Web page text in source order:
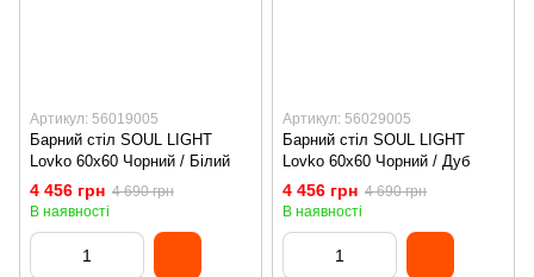
Артикул: 56019005
Барний стіл SOUL LIGHT
Lovko 60x60 Чорний / Білий
4 456 грн 4 690 грн
В наявності
Артикул: 56029005
Барний стіл SOUL LIGHT
Lovko 60x60 Чорний / Дуб
4 456 грн 4 690 грн
В наявності